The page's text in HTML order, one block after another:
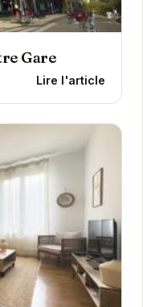
Gare
Lire l'article